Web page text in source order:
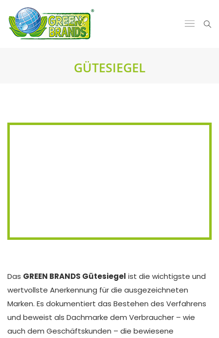
GÜTESIEGEL
Das GREEN BRANDS Gütesiegel ist die wichtigste und
wertvollste Anerkennung für die ausgezeichneten
Marken. Es dokumentiert das Bestehen des Verfahrens
und beweist als Dachmarke dem Verbraucher – wie
auch dem Geschäftskunden – die bewiesene